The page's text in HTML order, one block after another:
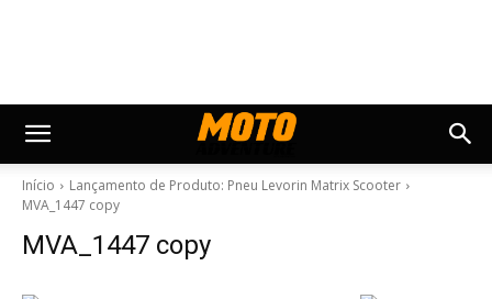
Início
Lançamento de Produto: Pneu Levorin Matrix Scooter
MVA_1447 copy
MVA_1447 copy